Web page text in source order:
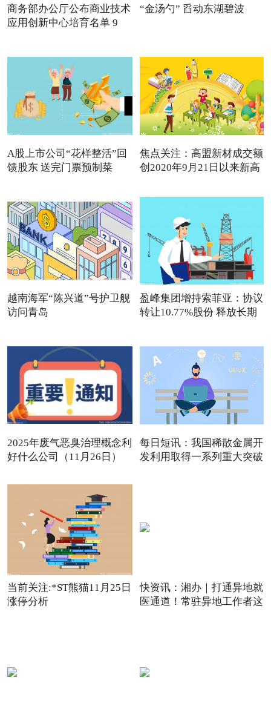
商务部办公厅公布商业技术
应用创新中心培育名单 9
“金汤勺” 舀动东湖碧波
A股上市公司“花样整活”回
馈股东 送完门票预制菜
焦点关注：高盟新材成交额
创2020年9月21日以来新高
越南海军“陈兴道”号护卫舰
访问青岛
盈峰集团增持索菲亚：协议
转让10.77%股份 释放长期
2025年废气恶臭治理概念利
好什么公司（11月26日）
每日短讯：我国稀散金属开
发利用取得一系列重大突破
当前关注:*ST熊猫11月25日
涨停分析
快资讯：湘办｜打通异地就
医通道！常驻异地工作者这